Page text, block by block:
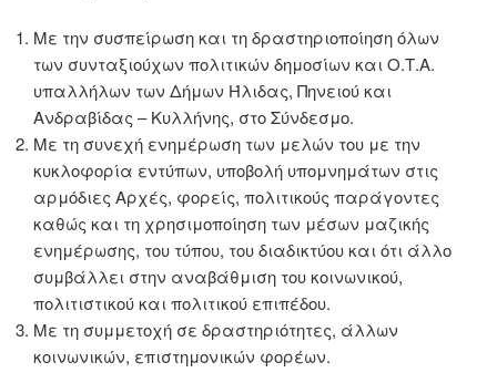
Με την συσπείρωση και τη δραστηριοποίηση όλων
των συνταξιούχων πολιτικών δημοσίων και Ο.Τ.Α.
υπαλλήλων των Δήμων Ήλιδας, Πηνειού και
Ανδραβίδας – Κυλλήνης, στο Σύνδεσμο.
Με τη συνεχή ενημέρωση των μελών του με την
κυκλοφορία εντύπων, υποβολή υπομνημάτων στις
αρμόδιες Αρχές, φορείς, πολιτικούς παράγοντες
καθώς και τη χρησιμοποίηση των μέσων μαζικής
ενημέρωσης, του τύπου, του διαδικτύου και ότι άλλο
συμβάλλει στην αναβάθμιση του κοινωνικού,
πολιτιστικού και πολιτικού επιπέδου.
Με τη συμμετοχή σε δραστηριότητες, άλλων
κοινωνικών, επιστημονικών φορέων.